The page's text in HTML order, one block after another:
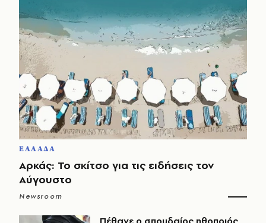
ΕΛΛΑΔΑ
Αρκάς: Το σκίτσο για τις ειδήσεις τον
Αύγουστο
Newsroom